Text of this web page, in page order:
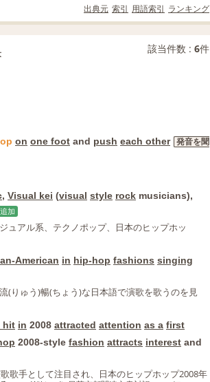
出典元 索引 用語索引 ランキング
該当件数 : 6件
on one foot and push each other
発音を聞
, Visual kei (visual style rock musicians),
加
ュアル系、テクノポップ、日本のヒップホッ
American in hip-hop fashions singing
(りゅう)暢(ちょう)な日本語で演歌を歌うのを見
hit in 2008 attracted attention as a first
2008-style fashion attracts interest and
歌手として注目され、日本のヒップホップ2008年